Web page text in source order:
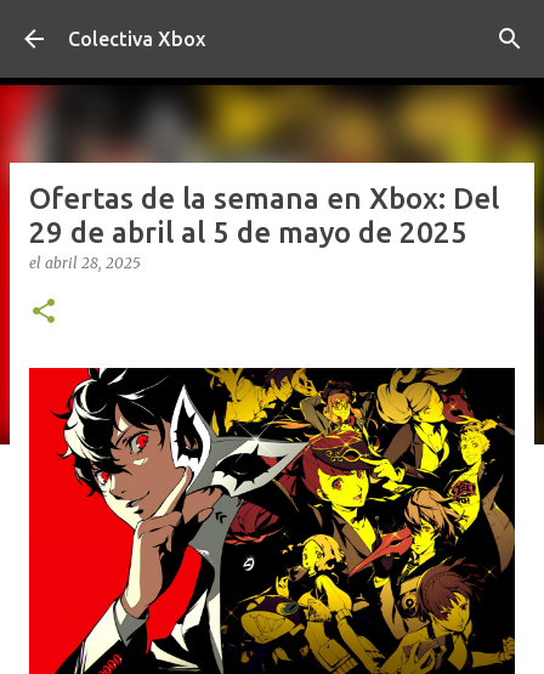
Ir al contenido principal
Colectiva Xbox
Ofertas de la semana en Xbox: Del
29 de abril al 5 de mayo de 2025
el abril 28, 2025